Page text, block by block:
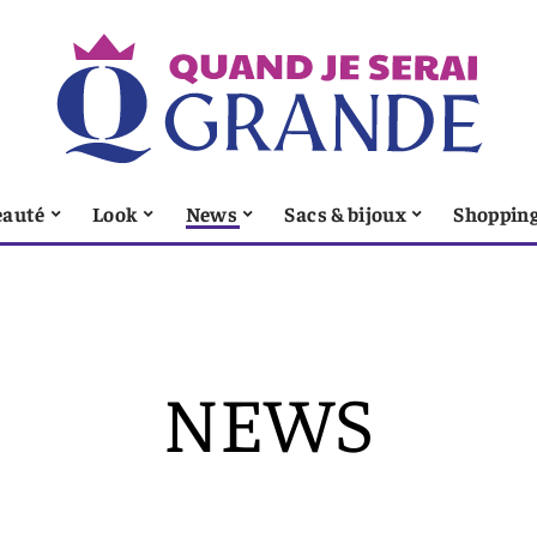
Look News Sacs & bijoux
NEWS